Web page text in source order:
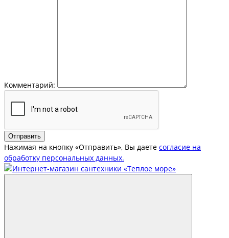
Комментарий:
Отправить
Нажимая на кнопку «Отправить», Вы даете согласие на
обработку персональных данных.